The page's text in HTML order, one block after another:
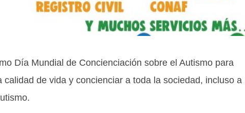
Día Mundial de Concienciación sobre el Autismo para
de vida y concienciar a toda la sociedad, incluso a